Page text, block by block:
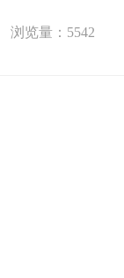
浏览量： 5542